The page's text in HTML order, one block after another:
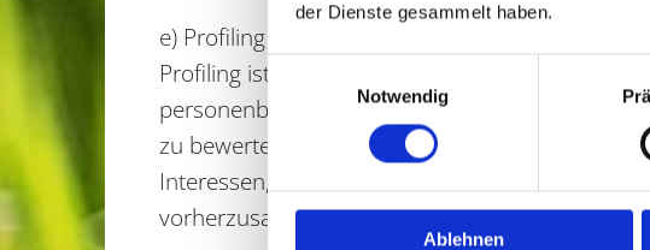
der Dienste gesammelt haben.
Einwilligungsauswahl
Notwendig
Ablehnen
e) Profiling
Profiling ist jede Art der automatisierten
personenbezogenen Daten verwendet werden,
zu bewerten, insbesondere, um Aspekte
Interessen, Zuverlässigkeit, Verhalten,
vorherzusagen.